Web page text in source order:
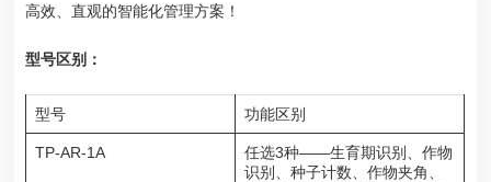
高效、直观的智能化管理方案！
型号区别：
型号 功能区别
TP-AR-1A
任选3种——生育期识别、作物
识别、种子计数、作物夹角、